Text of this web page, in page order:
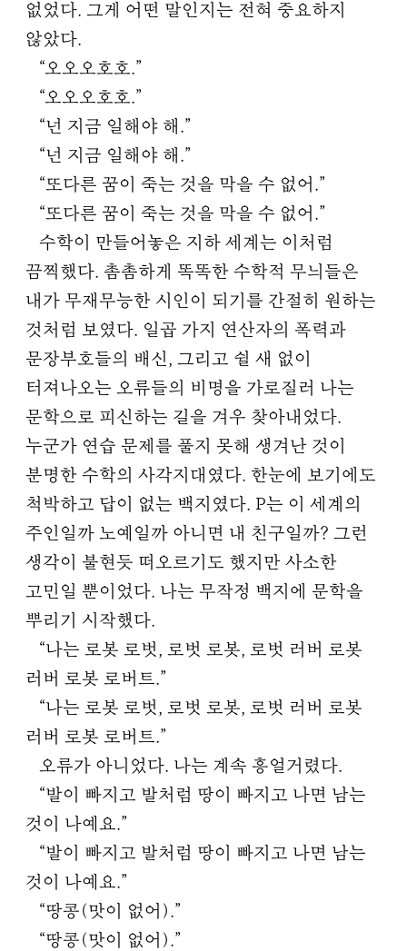
없었다. 그게 어떤 말인지는 전혀 중요하지
않았다.
“오오오호호.”
“오오오호호.”
“넌 지금 일해야 해.”
“넌 지금 일해야 해.”
“또다른 꿈이 죽는 것을 막을 수 없어.”
“또다른 꿈이 죽는 것을 막을 수 없어.”
수학이 만들어놓은 지하 세계는 이처럼
끔찍했다. 촘촘하게 똑똑한 수학적 무늬들은
내가 무재무능한 시인이 되기를 간절히 원하는
것처럼 보였다. 일곱 가지 연산자의 폭력과
문장부호들의 배신, 그리고 쉴 새 없이
터져나오는 오류들의 비명을 가로질러 나는
문학으로 피신하는 길을 겨우 찾아내었다.
누군가 연습 문제를 풀지 못해 생겨난 것이
분명한 수학의 사각지대였다. 한눈에 보기에도
척박하고 답이 없는 백지였다. P는 이 세계의
주인일까 노예일까 아니면 내 친구일까? 그런
생각이 불현듯 떠오르기도 했지만 사소한
고민일 뿐이었다. 나는 무작정 백지에 문학을
뿌리기 시작했다.
“나는 로봇 로벗, 로벗 로봇, 로벗 러버 로봇
러버 로봇 로버트.”
“나는 로봇 로벗, 로벗 로봇, 로벗 러버 로봇
러버 로봇 로버트.”
오류가 아니었다. 나는 계속 흥얼거렸다.
“발이 빠지고 발처럼 땅이 빠지고 나면 남는
것이 나예요.”
“발이 빠지고 발처럼 땅이 빠지고 나면 남는
것이 나예요.”
“땅콩(맛이 없어).”
“땅콩(맛이 없어).”